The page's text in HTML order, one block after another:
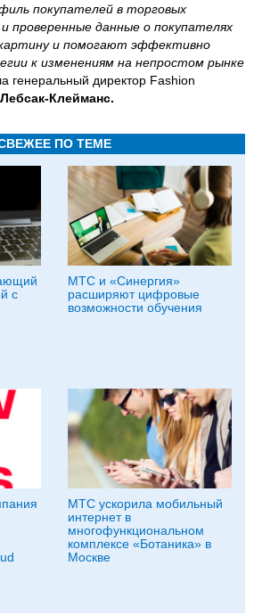
покупателей в торговых
проверенные данные о покупателях
и помогают эффективно
к изменениям на непростом рынке
генеральный директор Fashion
Клейманс.
ПО ТЕМЕ
с
МТС и «Синергия»
расширяют цифровые
возможности обучения
МТС ускорила мобильный
интернет в
многофункциональном
комплексе «Ботаника» в
Москве